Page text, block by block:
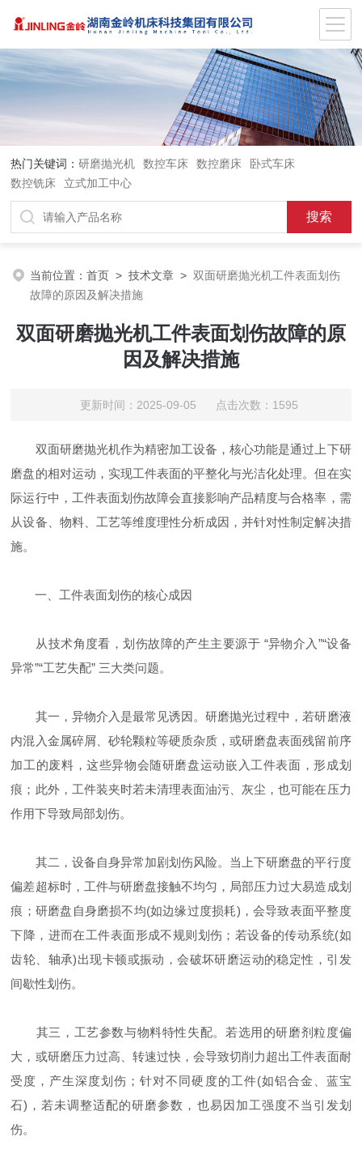
热门关键词：研磨抛光机 数控车床 数控磨床
卧式车床
数控铣床
立式加工中心
当前位置：首页 >技术文章 >双面研磨抛光机工件表面划伤
故障的原因及解决措施
双面研磨抛光机工件表面划伤故障的原
因及解决措施
更新时间：2025-09-05 点击次数：1595
双面研磨抛光机作为精密加工设备，核心功能是通过上下研
磨盘的相对运动，实现工件表面的平整化与光洁化处理。但在实
际运行中，工件表面划伤故障会直接影响产品精度与合格率，需
从设备、物料、工艺等维度理性分析成因，并针对性制定解决措
施。
一、工件表面划伤的核心成因
从技术角度看，划伤故障的产生主要源于 “异物介入”“设备
异常”“工艺失配” 三大类问题。
其一，异物介入是最常见诱因。研磨抛光过程中，若研磨液
内混入金属碎屑、砂轮颗粒等硬质杂质，或研磨盘表面残留前序
加工的废料，这些异物会随研磨盘运动嵌入工件表面，形成划
痕；此外，工件装夹时若未清理表面油污、灰尘，也可能在压力
作用下导致局部划伤。
其二，设备自身异常加剧划伤风险。当上下研磨盘的平行度
偏差超标时，工件与研磨盘接触不均匀，局部压力过大易造成划
痕；研磨盘自身磨损不均(如边缘过度损耗)，会导致表面平整度
下降，进而在工件表面形成不规则划伤；若设备的传动系统(如
齿轮、轴承)出现卡顿或振动，会破坏研磨运动的稳定性，引发
间歇性划伤。
其三，工艺参数与物料特性失配。若选用的研磨剂粒度偏
大，或研磨压力过高、转速过快，会导致切削力超出工件表面耐
受度，产生深度划伤；针对不同硬度的工件(如铝合金、蓝宝
石)，若未调整适配的研磨参数，也易因加工强度不当引发划
伤。